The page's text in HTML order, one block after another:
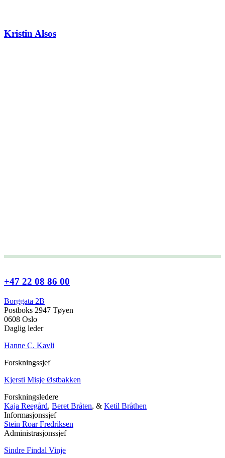
Kristin Alsos
+47 22 08 86 00
Borggata 2B
Postboks 2947 Tøyen
0608 Oslo
Daglig leder
Hanne C. Kavli
Forskningssjef
Kjersti Misje Østbakken
Forskningsledere
Kaja Reegård, Beret Bråten, & Ketil Bråthen
Informasjonssjef
Stein Roar Fredriksen
Administrasjonssjef
Sindre Findal Vinje